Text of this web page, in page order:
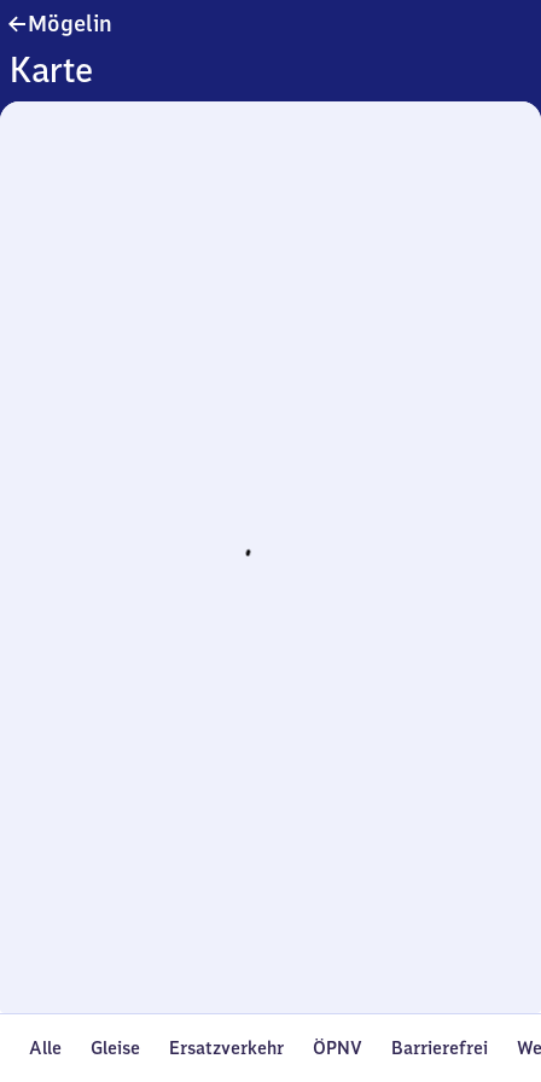
Mögelin
Karte
Alle Gleise Ersatzverkehr ÖPNV Barrierefrei